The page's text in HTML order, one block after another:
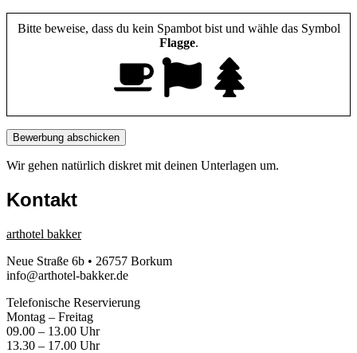
Bitte beweise, dass du kein Spambot bist und wähle das Symbol
Flagge.
Wir gehen natürlich diskret mit deinen Unterlagen um.
Kontakt
arthotel bakker
Neue Straße 6b • 26757 Borkum
info@arthotel-bakker.de
Telefonische Reservierung
Montag – Freitag
09.00 – 13.00 Uhr
13.30 – 17.00 Uhr